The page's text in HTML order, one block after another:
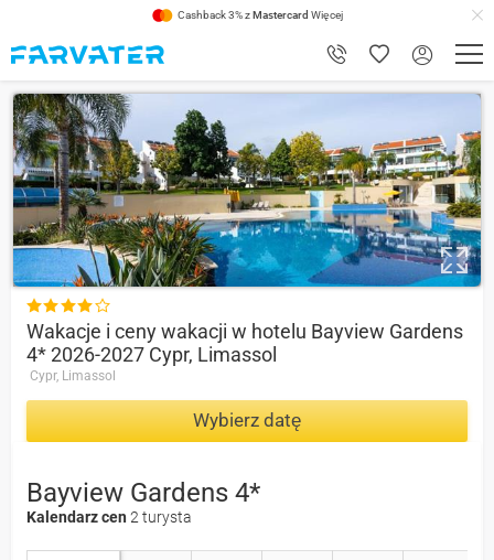
Cashback 3% zMastercard Więcej

Wakacje i ceny wakacji w hotelu Bayview Gardens
4* 2026-2027 Cypr, Limassol
Cypr, Limassol
Wybierz datę
Bayview Gardens 4*
Kalendarz cen 2 turysta